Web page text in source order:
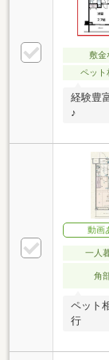
敷金
ペット
経験豊
♪
動画
一人
角
ペット
行